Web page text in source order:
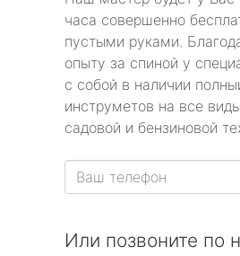
часа совершенно
пустыми руками.
опыту за спиной у
с собой в наличии
инструметов на все
садовой и бензиновой
Или позвоните по